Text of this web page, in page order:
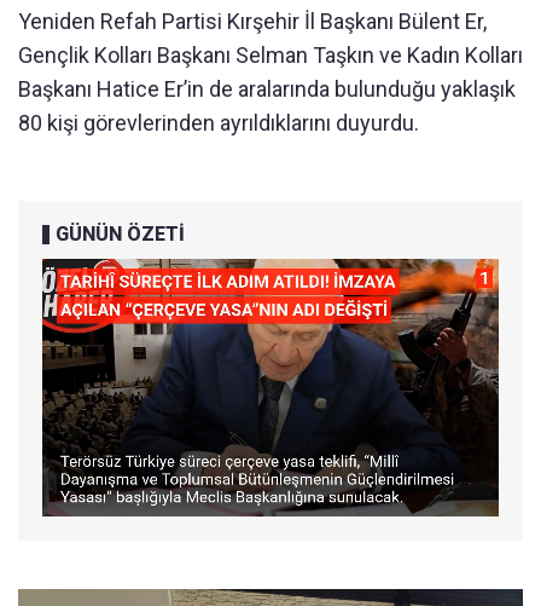
Yeniden Refah Partisi Kırşehir İl Başkanı Bülent Er,
Gençlik Kolları Başkanı Selman Taşkın ve Kadın Kolları
Başkanı Hatice Er’in de aralarında bulunduğu yaklaşık
80 kişi görevlerinden ayrıldıklarını duyurdu.
GÜNÜN ÖZETİ